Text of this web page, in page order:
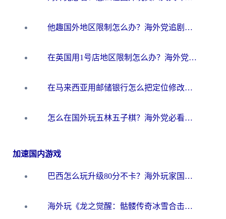
他趣国外地区限制怎么办？海外党追剧听歌看直播的一站式解决方案
在英国用1号店地区限制怎么办？海外党必看的回国加速全攻略
在马来西亚用邮储银行怎么把定位修改到中国国内？3个海外生活痛点一次解决
怎么在国外玩五林五子棋？海外党必看的回国加速全攻略（附优酷荔枝FM解决方法）
加速国内游戏
巴西怎么玩升级80分不卡？海外玩家国服游戏加速器终极指南（附避坑技巧）
海外玩《龙之觉醒：骷髅传奇冰雪合击》延迟高？这篇指南帮你解决卡顿烦恼！